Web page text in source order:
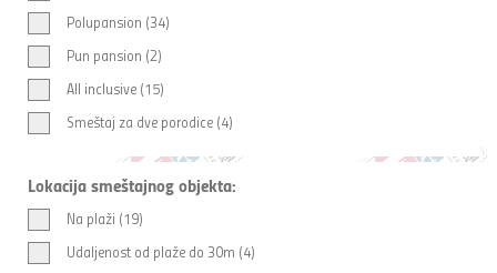
Polupansion (34)
Pun pansion (2)
All inclusive (15)
Smeštaj za dve porodice (4)
Lokacija smeštajnog objekta:
Na plaži (19)
Udaljenost od plaže do 30m (4)